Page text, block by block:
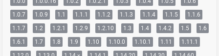
1.0.7
1.0.9 1.1 1.1.1 1.1.2 1.1.3 1.1.4 1.1.5
1.1.6
1.1.7
1.2 1.2.1 1.2.9 1.2.10 1.3 1.4 1.4.2 1.5
1.6
1.6.1
1.7 1.8 1.9 1.10 1.10.0 1.10.1 1.11
1.11.1